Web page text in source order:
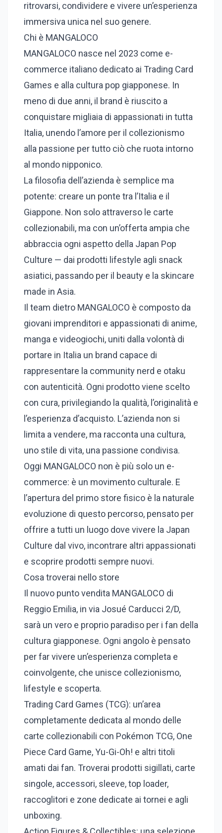
ritrovarsi, condividere e vivere un’esperienza
immersiva unica nel suo genere.
Chi è MANGALOCO
MANGALOCO nasce nel 2023 come e-
commerce italiano dedicato ai Trading Card
Games e alla cultura pop giapponese. In
meno di due anni, il brand è riuscito a
conquistare migliaia di appassionati in tutta
Italia, unendo l’amore per il collezionismo
alla passione per tutto ciò che ruota intorno
al mondo nipponico.
La filosofia dell’azienda è semplice ma
potente: creare un ponte tra l’Italia e il
Giappone. Non solo attraverso le carte
collezionabili, ma con un’offerta ampia che
abbraccia ogni aspetto della Japan Pop
Culture — dai prodotti lifestyle agli snack
asiatici, passando per il beauty e la skincare
made in Asia.
Il team dietro MANGALOCO è composto da
giovani imprenditori e appassionati di anime,
manga e videogiochi, uniti dalla volontà di
portare in Italia un brand capace di
rappresentare la community nerd e otaku
con autenticità. Ogni prodotto viene scelto
con cura, privilegiando la qualità, l’originalità e
l’esperienza d’acquisto. L’azienda non si
limita a vendere, ma racconta una cultura,
uno stile di vita, una passione condivisa.
Oggi MANGALOCO non è più solo un e-
commerce: è un movimento culturale. E
l’apertura del primo store fisico è la naturale
evoluzione di questo percorso, pensato per
offrire a tutti un luogo dove vivere la Japan
Culture dal vivo, incontrare altri appassionati
e scoprire prodotti sempre nuovi.
Cosa troverai nello store
Il nuovo punto vendita MANGALOCO di
Reggio Emilia, in via Josué Carducci 2/D,
sarà un vero e proprio paradiso per i fan della
cultura giapponese. Ogni angolo è pensato
per far vivere un’esperienza completa e
coinvolgente, che unisce collezionismo,
lifestyle e scoperta.
Trading Card Games (TCG): un’area
completamente dedicata al mondo delle
carte collezionabili con Pokémon TCG, One
Piece Card Game, Yu-Gi-Oh! e altri titoli
amati dai fan. Troverai prodotti sigillati, carte
singole, accessori, sleeve, top loader,
raccoglitori e zone dedicate ai tornei e agli
unboxing.